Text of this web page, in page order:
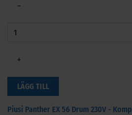
−
+
LÄGG TILL
Piusi Panther EX 56 Drum 230V -